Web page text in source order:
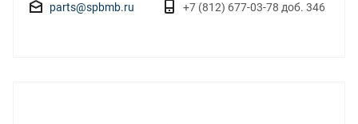
parts@spbmb.ru +7 (812) 677-03-78 доб. 346